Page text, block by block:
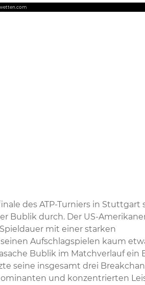
des ATP-Turniers in Stuttgart
Bublik durch. Der US-
mit einer starken
Aufschlagspielen kaum
Bublik im Matchverlauf ein
seine insgesamt drei
und konzentrierten